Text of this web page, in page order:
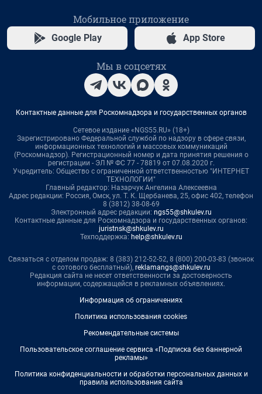
Мобильное приложение
Google Play App Store
Мы в соцсетях
Контактные данные для Роскомнадзора и государственных органов
Сетевое издание «NGS55.RU» (18+)
Зарегистрировано Федеральной службой по надзору в сфере связи,
информационных технологий и массовых коммуникаций
(Роскомнадзор). Регистрационный номер и дата принятия решения о
регистрации - ЭЛ № ФС 77 - 78819 от 07.08.2020 г.
Учредитель: Общество с ограниченной ответственностью "ИНТЕРНЕТ
ТЕХНОЛОГИИ"
Главный редактор: Назарчук Ангелина Алексеевна
Адрес редакции: Россия, Омск, ул. Т. К. Щербанева, 25, офис 402, телефон
8 (3812) 38-08-69
Электронный адрес редакции: ngs55@shkulev.ru
Контактные данные для Роскомнадзора и государственных органов:
juristnsk@shkulev.ru
Техподдержка: help@shkulev.ru
Связаться с отделом продаж: 8 (383) 212-52-52, 8 (800) 200-03-83 (звонок
с сотового бесплатный), reklamangs@shkulev.ru
Редакция сайта не несет ответственности за достоверность
информации, содержащейся в рекламных объявлениях.
Информация об ограничениях
Политика использования cookies
Рекомендательные системы
Пользовательское соглашение сервиса «Подписка без баннерной
рекламы»
Политика конфиденциальности и обработки персональных данных и
правила использования сайта